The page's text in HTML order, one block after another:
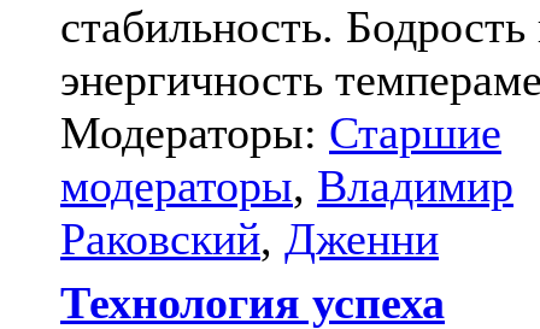
стабильность. Бодрость
энергичность
Модераторы: Старшие
модераторы, Владимир
Раковский, Дженни
Технология успеха